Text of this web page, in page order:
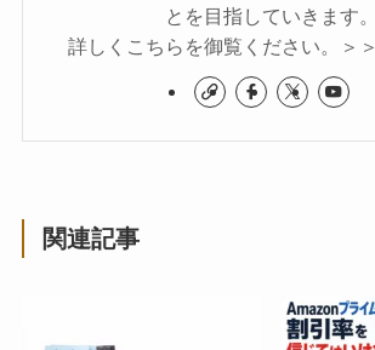
とを目指していきます。
詳しくこちらを御覧ください。＞＞
関連記事